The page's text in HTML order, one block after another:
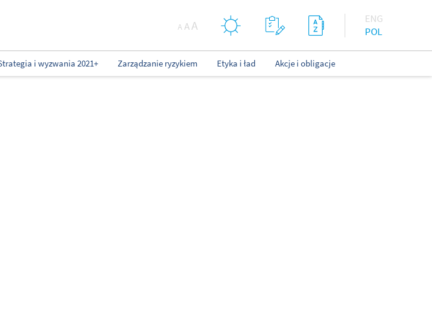
ENG
POL
A AA
i wyzwania 2021+ Zarządzanie ryzykiem Etyka i ład Akcje i obligacje